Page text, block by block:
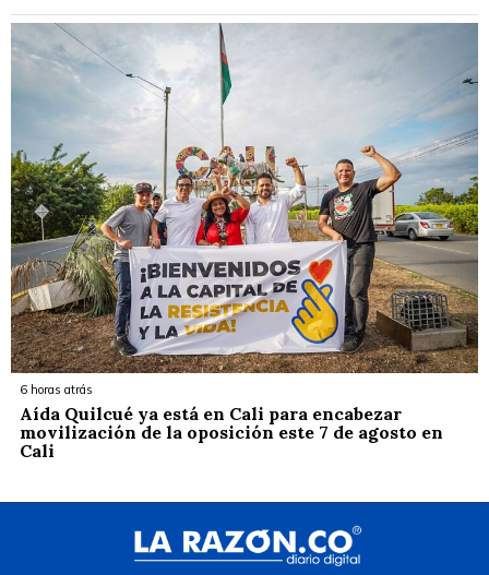
6 horas atrás
Aída Quilcué ya está en Cali para encabezar
movilización de la oposición este 7 de agosto en
Cali